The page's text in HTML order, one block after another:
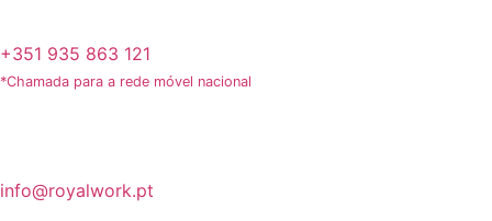
+351 935 863 121
*Chamada para a rede móvel nacional
info@royalwork.pt